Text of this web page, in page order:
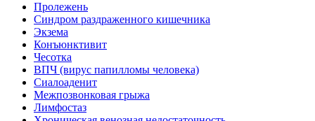
Пролежень
Синдром раздраженного кишечника
Экзема
Конъюнктивит
Чесотка
ВПЧ (вирус папилломы человека)
Сиалоаденит
Межпозвонковая грыжа
Лимфостаз